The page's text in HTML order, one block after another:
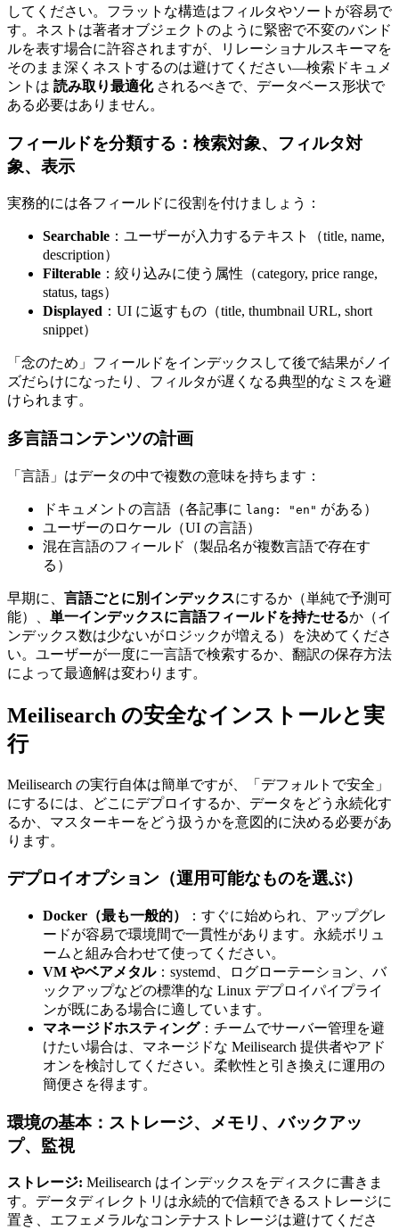
してください。フラットな構造はフィルタやソートが容易で
す。ネストは著者オブジェクトのように緊密で不変のバンド
ルを表す場合に許容されますが、リレーショナルスキーマを
そのまま深くネストするのは避けてください—検索ドキュメ
ントは 読み取り最適化されるべきで、データベース形状で
ある必要はありません。
フィールドを分類する：検索対象、フィルタ対
象、表示
実務的には各フィールドに役割を付けましょう：
Searchable ：ユーザーが入力するテキスト（title, name,
description）
Filterable ：絞り込みに使う属性（category, price range,
status, tags）
Displayed ：UI に返すもの（title, thumbnail URL, short
snippet）
「念のため」フィールドをインデックスして後で結果がノイ
ズだらけになったり、フィルタが遅くなる典型的なミスを避
けられます。
多言語コンテンツの計画
「言語」はデータの中で複数の意味を持ちます：
ドキュメントの言語（各記事に lang: "en" がある）
ユーザーのロケール（UI の言語）
混在言語のフィールド（製品名が複数言語で存在す
る）
早期に、 言語ごとに別インデックスにするか（単純で予測可
能）、 単一インデックスに言語フィールドを持たせるか（イ
ンデックス数は少ないがロジックが増える）を決めてくださ
い。ユーザーが一度に一言語で検索するか、翻訳の保存方法
によって最適解は変わります。
Meilisearch の安全なインストールと実
行
Meilisearch の実行自体は簡単ですが、「デフォルトで安全」
にするには、どこにデプロイするか、データをどう永続化す
るか、マスターキーをどう扱うかを意図的に決める必要があ
ります。
デプロイオプション（運用可能なものを選ぶ）
Docker（最も一般的）
：すぐに始められ、アップグレ
ードが容易で環境間で一貫性があります。永続ボリュ
ームと組み合わせて使ってください。
VM やベアメタル：systemd、ログローテーション、バ
ックアップなどの標準的な Linux デプロイパイプライ
ンが既にある場合に適しています。
マネージドホスティング：チームでサーバー管理を避
けたい場合は、マネージドな Meilisearch 提供者やアド
オンを検討してください。柔軟性と引き換えに運用の
簡便さを得ます。
環境の基本：ストレージ、メモリ、バックアッ
プ、監視
ストレージ: Meilisearch はインデックスをディスクに書きま
す。データディレクトリは永続的で信頼できるストレージに
置き、エフェメラルなコンテナストレージは避けてくださ